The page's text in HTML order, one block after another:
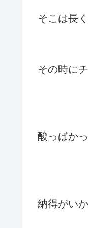
そこは長
その時に
酸っぱか
納得がい